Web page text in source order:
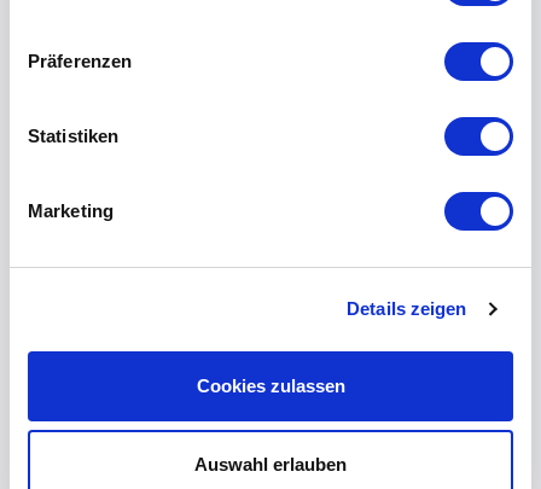
Präferenzen
Statistiken
Marketing
Details zeigen
Cookies zulassen
Auswahl erlauben